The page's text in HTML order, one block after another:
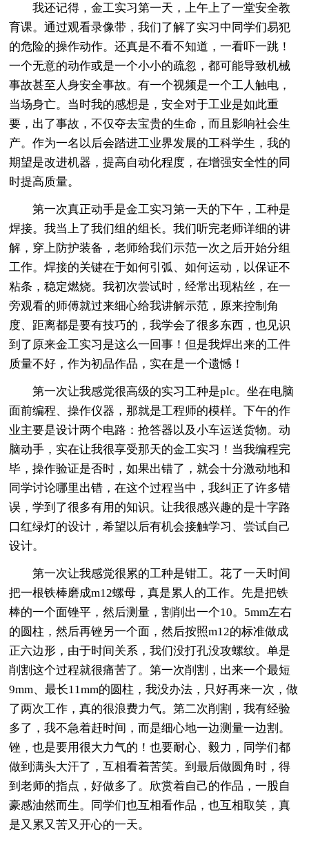
我还记得，金工实习第一天，上午上了一堂安全教
育课。通过观看录像带，我们了解了实习中同学们易犯
的危险的操作动作。还真是不看不知道，一看吓一跳！
一个无意的动作或是一个小小的疏忽，都可能导致机械
事故甚至人身安全事故。有一个视频是一个工人触电，
当场身亡。当时我的感想是，安全对于工业是如此重
要，出了事故，不仅夺去宝贵的生命，而且影响社会生
产。作为一名以后会踏进工业界发展的工科学生，我的
期望是改进机器，提高自动化程度，在增强安全性的同
时提高质量。
第一次真正动手是金工实习第一天的下午，工种是
焊接。我当上了我们组的组长。我们听完老师详细的讲
解，穿上防护装备，老师给我们示范一次之后开始分组
工作。焊接的关键在于如何引弧、如何运动，以保证不
粘条，稳定燃烧。我初次尝试时，经常出现粘丝，在一
旁观看的师傅就过来细心给我讲解示范，原来控制角
度、距离都是要有技巧的，我学会了很多东西，也见识
到了原来金工实习是这么一回事！但是我焊出来的工件
质量不好，作为初品作品，实在是一个遗憾！
第一次让我感觉很高级的实习工种是plc。坐在电脑
面前编程、操作仪器，那就是工程师的模样。下午的作
业主要是设计两个电路：抢答器以及小车运送货物。动
脑动手，实在让我很享受那天的金工实习！当我编程完
毕，操作验证是否时，如果出错了，就会十分激动地和
同学讨论哪里出错，在这个过程当中，我纠正了许多错
误，学到了很多有用的知识。让我很感兴趣的是十字路
口红绿灯的设计，希望以后有机会接触学习、尝试自己
设计。
第一次让我感觉很累的工种是钳工。花了一天时间
把一根铁棒磨成m12螺母，真是累人的工作。先是把铁
棒的一个面锉平，然后测量，割削出一个10。5mm左右
的圆柱，然后再锉另一个面，然后按照m12的标准做成
正六边形，由于时间关系，我们没打孔没攻螺纹。单是
削割这个过程就很痛苦了。第一次削割，出来一个最短
9mm、最长11mm的圆柱，我没办法，只好再来一次，做
了两次工作，真的很浪费力气。第二次削割，我有经验
多了，我不急着赶时间，而是细心地一边测量一边割。
锉，也是要用很大力气的！也要耐心、毅力，同学们都
做到满头大汗了，互相看着苦笑。到最后做圆角时，得
到老师的指点，好做多了。欣赏着自己的作品，一股自
豪感油然而生。同学们也互相看作品，也互相取笑，真
是又累又苦又开心的一天。